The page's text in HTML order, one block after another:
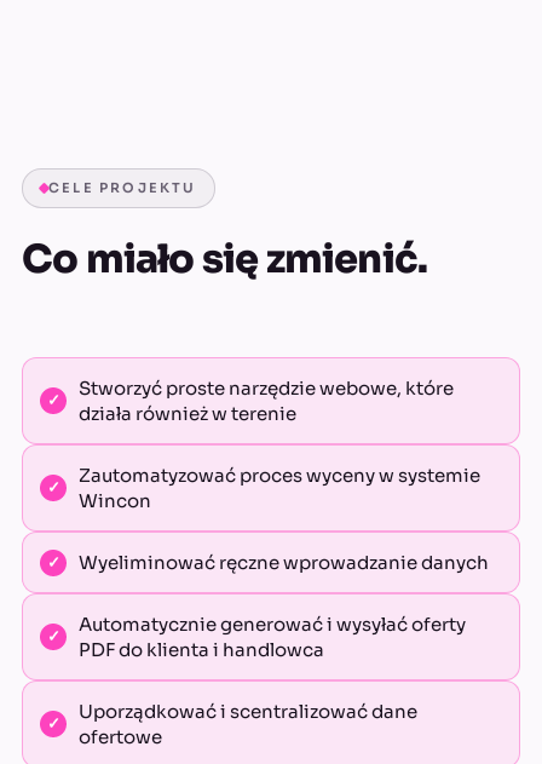
CELE PROJEKTU
Co miało się zmienić.
Stworzyć proste narzędzie webowe, które
działa również w terenie
Zautomatyzować proces wyceny w systemie
Wincon
Wyeliminować ręczne wprowadzanie danych
Automatycznie generować i wysyłać oferty
PDF do klienta i handlowca
Uporządkować i scentralizować dane
ofertowe